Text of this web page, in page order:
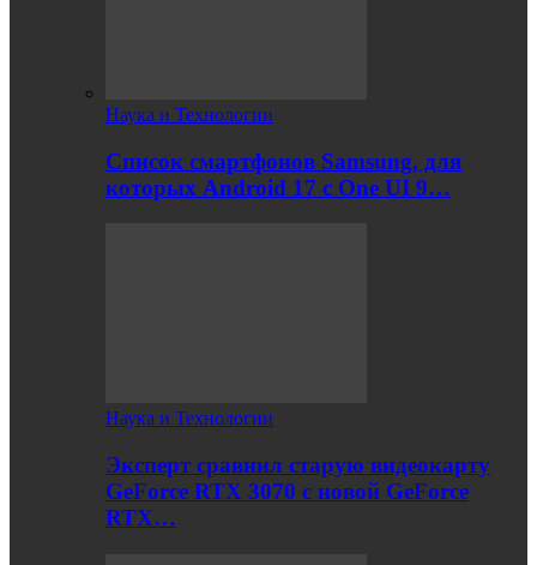
Наука и Технологии
Список смартфонов Samsung, для
которых Android 17 с One UI 9…
Наука и Технологии
Эксперт сравнил старую видеокарту
GeForce RTX 3070 с новой GeForce
RTX…